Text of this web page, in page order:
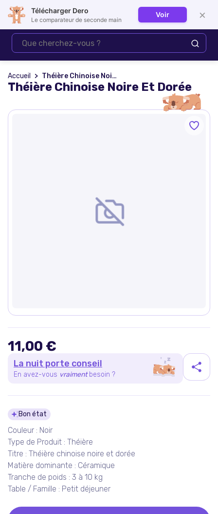
Se connecter
Accueil Théière Chinoise Noire Et Dorée
Théière Chinoise Noire Et Dorée
11,00 €
La nuit porte conseil
En avez-vous vraiment besoin ?
Détails du produit
Bon état
Couleur : Noir
Type de Produit : Théière
Titre : Théière chinoise noire et dorée
Matière dominante : Céramique
Tranche de poids : 3 à 10 kg
Table / Famille : Petit déjeuner
Télécharger Dero
Le comparateur de seconde main
Voir ×